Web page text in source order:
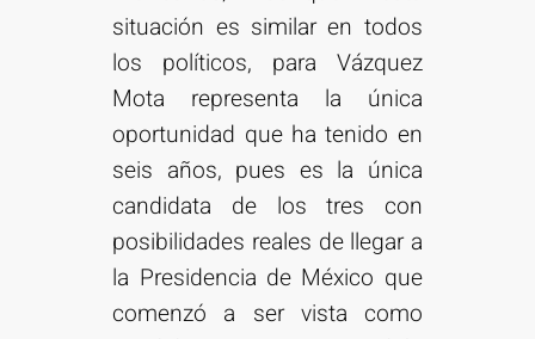
situación es similar en todos
los políticos, para Vázquez
Mota representa la única
oportunidad que ha tenido en
seis años, pues es la única
candidata de los tres con
posibilidades reales de llegar a
la Presidencia de México que
comenzó a ser vista como